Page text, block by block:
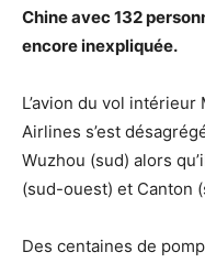
Chine avec 132
encore inexpliquée.
L’avion du vol
Airlines s’est
Wuzhou (sud) alors
(sud-ouest) et Canton
Des centaines de